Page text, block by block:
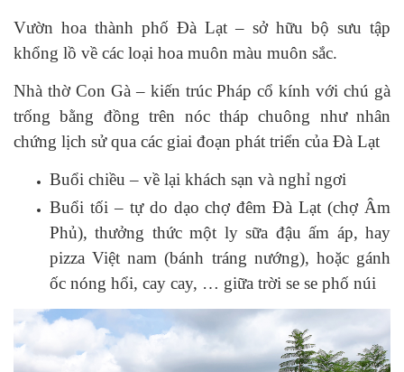
Vườn hoa thành phố Đà Lạt – sở hữu bộ sưu tập
khổng lồ về các loại hoa muôn màu muôn sắc.
Nhà thờ Con Gà – kiến trúc Pháp cổ kính với chú gà
trống bằng đồng trên nóc tháp chuông như nhân
chứng lịch sử qua các giai đoạn phát triển của Đà Lạt
Buổi chiều – về lại khách sạn và nghỉ ngơi
Buổi tối – tự do dạo chợ đêm Đà Lạt (chợ Âm
Phủ), thưởng thức một ly sữa đậu ấm áp, hay
pizza Việt nam (bánh tráng nướng), hoặc gánh
ốc nóng hổi, cay cay, … giữa trời se se phố núi